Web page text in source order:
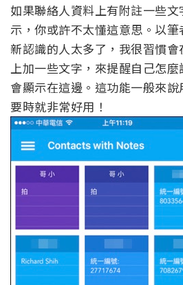
如果聯絡人資料上有附註一些
示，你或許不太懂這意思。以
新認識的人太多了，我很習慣
上加一些文字，來提醒自己怎
會顯示在這邊。這功能一般來
要時就非常好用！